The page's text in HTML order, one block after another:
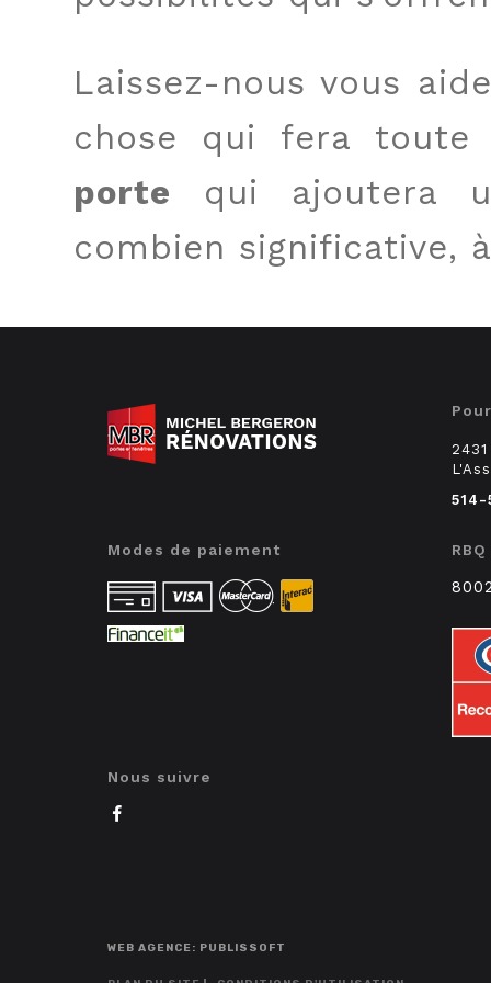
Laissez-nous vous
chose qui fera
porte qui ajoutera
combien significative,
514-
Modes de paiement RBQ
Nous suivre
WEB AGENCE: PUBLISSOFT